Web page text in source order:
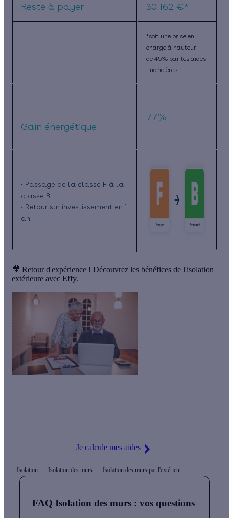
Reste à payer 30 162 €*
*soit une prise en
charge à hauteur
de 45% par les aides
financières
Gain énergétique
77%
• Passage de la classe F à la
classe B
• Retour sur investissement en 1
an
🎥 Retour d'expérience ! Découvrez les bénéfices de l'isolation
extérieure avec Effy.
Je calcule mes aides
Isolation Isolation des murs Isolation des murs par l'extérieur
FAQ Isolation des murs : vos questions